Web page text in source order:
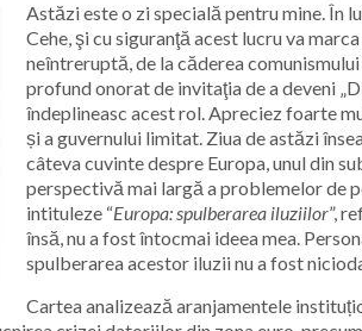
Astăzi este o zi specială pentru mine. În
Cehe, şi cu siguranţă acest lucru va
neîntreruptă, de la căderea
profund onorat de invitaţia de a deveni
îndeplineasc acest rol. Apreciez foarte
și a guvernului limitat. Ziua de astăzi
câteva cuvinte despre Europa, unul din
perspectivă mai largă a problemelor de
intituleze “Europa: spulberarea iluziilor”,
însă, nu a fost întocmai ideea mea.
spulberarea acestor iluzii nu a fost
Cartea analizează aranjamentele